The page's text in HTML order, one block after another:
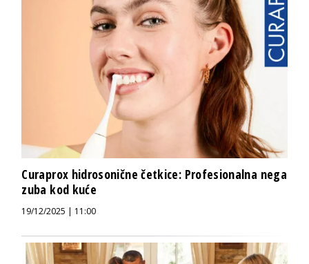
Curaprox hidrosonične četkice: Profesionalna nega
zuba kod kuće
19/12/2025 | 11:00